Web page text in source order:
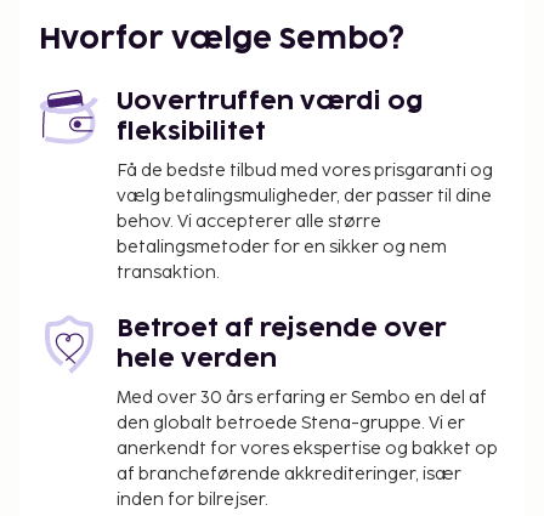
Resort & Spa har du mulighed for at nyde et måltid
baren/loungen. Gratis morgenmadsbuffet serveres
dagligt fra kl. 07.30 til kl. 10.00.
Hvorfor vælge Sembo?
Uovertruffen værdi og
fleksibilitet
Få de bedste tilbud med vores prisgaranti og
vælg betalingsmuligheder, der passer til dine
behov. Vi accepterer alle større
betalingsmetoder for en sikker og nem
transaktion.
Betroet af rejsende over
hele verden
Med over 30 års erfaring er Sembo en del af
den globalt betroede Stena-gruppe. Vi er
anerkendt for vores ekspertise og bakket op
af brancheførende akkrediteringer, især
inden for bilrejser.